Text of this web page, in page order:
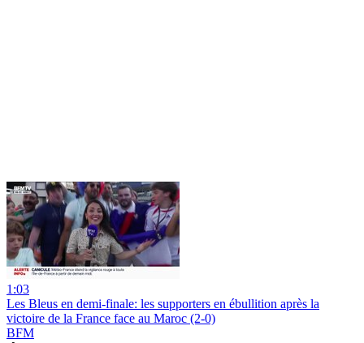
1:03
Les Bleus en demi-finale: les supporters en ébullition après la
victoire de la France face au Maroc (2-0)
BFM